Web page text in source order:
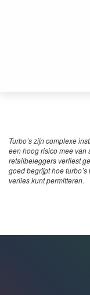
Turbo’s zijn complexe
een hoog risico mee van
retailbeleggers verliest
goed begrijpt hoe
verlies kunt permitteren.